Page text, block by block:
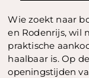
Wie zoekt naar
en Rodenrijs, wil
praktische
haalbaar is. Op
openingstijden